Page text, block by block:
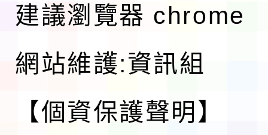
建議瀏覽器 chrome
網站維護:資訊組
【個資保護聲明】